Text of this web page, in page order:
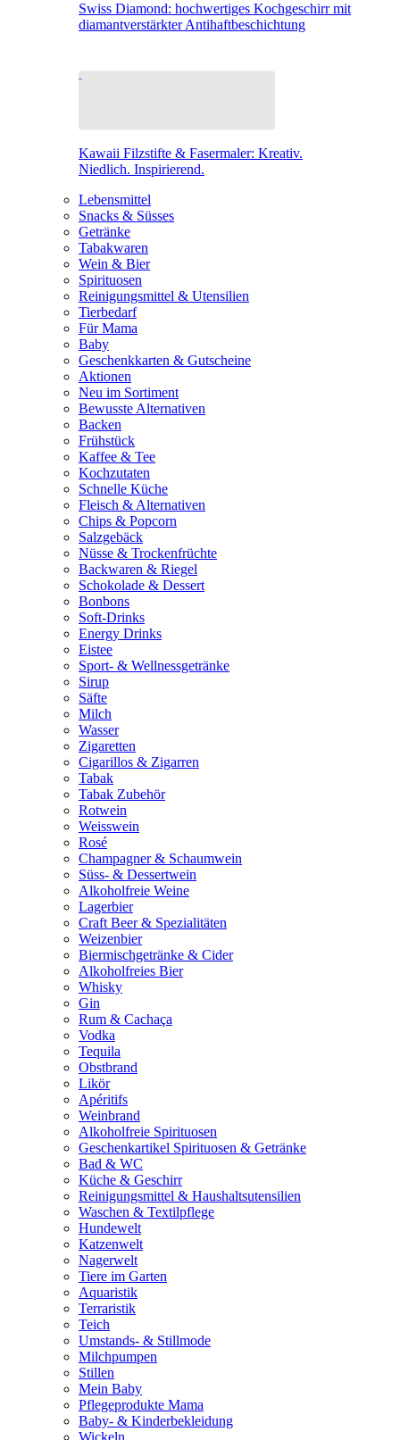
Swiss Diamond: hochwertiges Kochgeschirr mit
diamantverstärkter Antihaftbeschichtung
Kawaii Filzstifte & Fasermaler: Kreativ.
Niedlich. Inspirierend.
Lebensmittel
Snacks & Süsses
Getränke
Tabakwaren
Wein & Bier
Spirituosen
Reinigungsmittel & Utensilien
Tierbedarf
Für Mama
Baby
Geschenkkarten & Gutscheine
Aktionen
Neu im Sortiment
Bewusste Alternativen
Backen
Frühstück
Kaffee & Tee
Kochzutaten
Schnelle Küche
Fleisch & Alternativen
Chips & Popcorn
Salzgebäck
Nüsse & Trockenfrüchte
Backwaren & Riegel
Schokolade & Dessert
Bonbons
Soft-Drinks
Energy Drinks
Eistee
Sport- & Wellnessgetränke
Sirup
Säfte
Milch
Wasser
Zigaretten
Cigarillos & Zigarren
Tabak
Tabak Zubehör
Rotwein
Weisswein
Rosé
Champagner & Schaumwein
Süss- & Dessertwein
Alkoholfreie Weine
Lagerbier
Craft Beer & Spezialitäten
Weizenbier
Biermischgetränke & Cider
Alkoholfreies Bier
Whisky
Gin
Rum & Cachaça
Vodka
Tequila
Obstbrand
Likör
Apéritifs
Weinbrand
Alkoholfreie Spirituosen
Geschenkartikel Spirituosen & Getränke
Bad & WC
Küche & Geschirr
Reinigungsmittel & Haushaltsutensilien
Waschen & Textilpflege
Hundewelt
Katzenwelt
Nagerwelt
Tiere im Garten
Aquaristik
Terraristik
Teich
Umstands- & Stillmode
Milchpumpen
Stillen
Mein Baby
Pflegeprodukte Mama
Baby- & Kinderbekleidung
Wickeln